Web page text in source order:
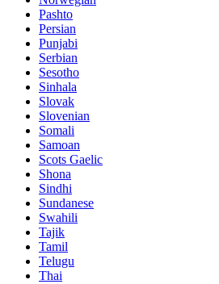
Pashto
Persian
Punjabi
Serbian
Sesotho
Sinhala
Slovak
Slovenian
Somali
Samoan
Scots Gaelic
Shona
Sindhi
Sundanese
Swahili
Tajik
Tamil
Telugu
Thai